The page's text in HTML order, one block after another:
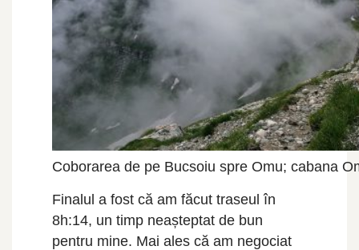
Coborarea de pe Bucsoiu spre Omu; cabana
Finalul a fost că am făcut traseul în
8h:14, un timp neașteptat de bun
pentru mine. Mai ales că am negociat